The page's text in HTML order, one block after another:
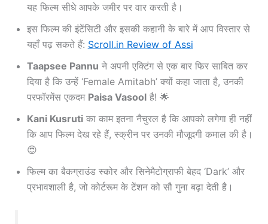
यह फिल्म सीधे आपके जमीर पर वार करती है।
इस फिल्म की इंटेंसिटी और इसकी कहानी के बारे में आप विस्तार से
यहाँ पढ़ सकते हैं: Scroll.in Review of Assi
Taapsee Pannu ने अपनी एक्टिंग से एक बार फिर साबित कर
दिया है कि उन्हें ‘Female Amitabh’ क्यों कहा जाता है, उनकी
परफॉरमेंस एकदम Paisa Vasoolहै! 🌟
Kani Kusrutiका काम इतना नैचुरल है कि आपको लगेगा ही नहीं
कि आप फिल्म देख रहे हैं, स्क्रीन पर उनकी मौजूदगी कमाल की है।
😍
फिल्म का बैकग्राउंड स्कोर और सिनेमैटोग्राफी बेहद ‘Dark’ और
प्रभावशाली है, जो कोर्टरूम के टेंशन को सौ गुना बढ़ा देती है।